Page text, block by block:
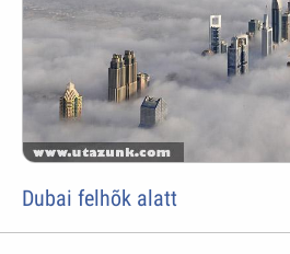
Dubai felhõk alatt